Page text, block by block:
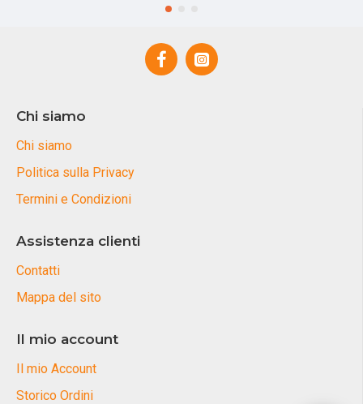
Chi siamo
Chi siamo
Politica sulla Privacy
Termini e Condizioni
Assistenza clienti
Contatti
Mappa del sito
Il mio account
Il mio Account
Storico Ordini